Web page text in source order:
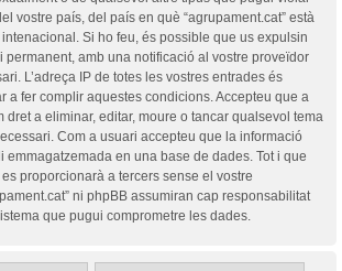
vostre país, del país en què “agrupament.cat” està
Si ho feu, és possible que us expulsin
permanent, amb una notificació al vostre proveïdor
L’adreça IP de totes les vostres entrades és
a fer complir aquestes condicions. Accepteu que a
dret a eliminar, editar, moure o tancar qualsevol tema
Com a usuari accepteu que la informació
emmagatzemada en una base de dades. Tot i que
proporcionarà a tercers sense el vostre
ni phpBB assumiran cap responsabilitat
que pugui comprometre les dades.